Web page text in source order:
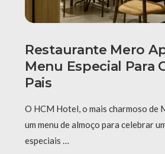
Restaurante Mero
Menu Especial Para
Pais
O HCM Hotel, o mais charmoso de
um menu de almoço para celebrar
especiais …